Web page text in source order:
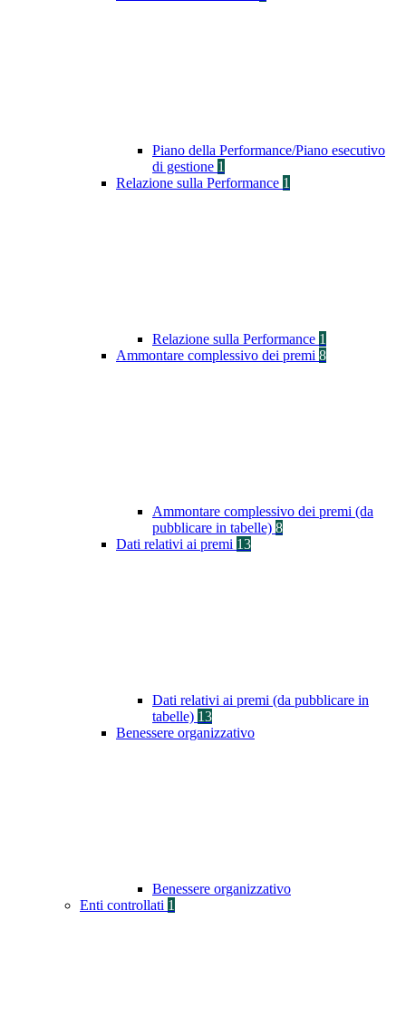
Piano della Performance/Piano esecutivo
di gestione 1
Relazione sulla Performance 1
Relazione sulla Performance 1
Ammontare complessivo dei premi 8
Ammontare complessivo dei premi (da
pubblicare in tabelle) 8
Dati relativi ai premi 13
Dati relativi ai premi (da pubblicare in
tabelle) 13
Benessere organizzativo
Benessere organizzativo
Enti controllati 1